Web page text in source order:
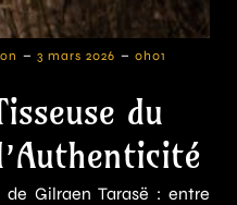
- 3 mars 2026 - 0h01
du
Gilraen Tarasë : entre